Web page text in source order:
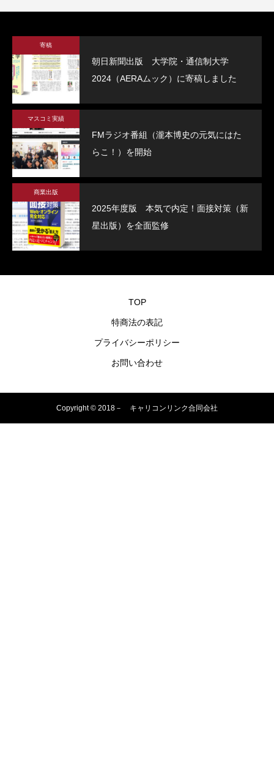
寄稿
朝日新聞出版 大学院・通信制大学
2024（AERAムック）に寄稿しました
マスコミ実績
FMラジオ番組（瀧本博史の元気にはた
らこ！）を開始
商業出版
2025年度版 本気で内定！面接対策（新
星出版）を全面監修
TOP
特商法の表記
プライバシーポリシー
お問い合わせ
Copyright © 2018－ キャリコンリンク合同会社